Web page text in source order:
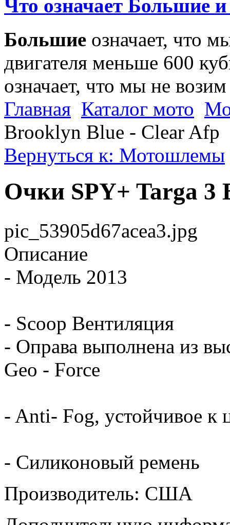
Что означает Большие
Большие означает, что
двигателя меньше 600
означает, что мы не
Главная Каталог мото
Brooklyn Blue - Clear Afp
Вернуться к: Мотошлемы
Очки SPY+ Targa 3
pic_53905d67acea3.jpg
Описание
- Модель 2013
- Scoop Вентиляция
- Оправа выполнена из
Geo - Force
- Anti- Fog, устойчивое к
- Силиконовый ремень
Производитель: США